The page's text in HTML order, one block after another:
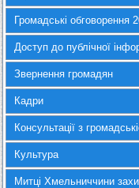
Громадські обговорення
Доступ до публічної
Звернення громадян
Кадри
Консультації з
Культура
Митці Хмельниччини